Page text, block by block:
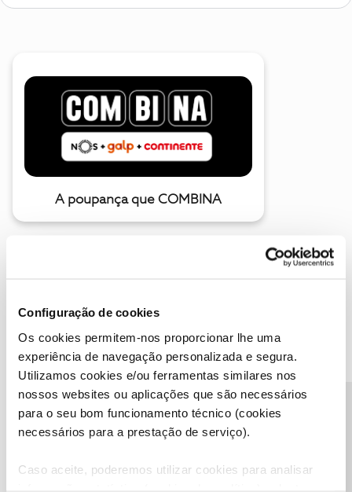
Configuração de cookies
Os cookies permitem-nos proporcionar lhe uma
experiência de navegação personalizada e segura.
Utilizamos cookies e/ou ferramentas similares nos
nossos websites ou aplicações que são necessários
para o seu bom funcionamento técnico (cookies
necessários para a prestação de serviço).
Caso aceite, poderemos utilizar cookies para analisar
A poupança que COMBINA
Descubra as novidades de julho